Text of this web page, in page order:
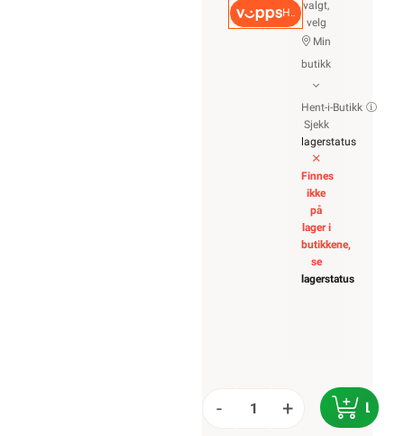
Hurtigkasse
valgt,
velg
Min
butikk
Hent-i-Butikk
Sjekk
lagerstatus
Finnes
ikke
på
lager i
butikkene,
se
lagerstatus
- +